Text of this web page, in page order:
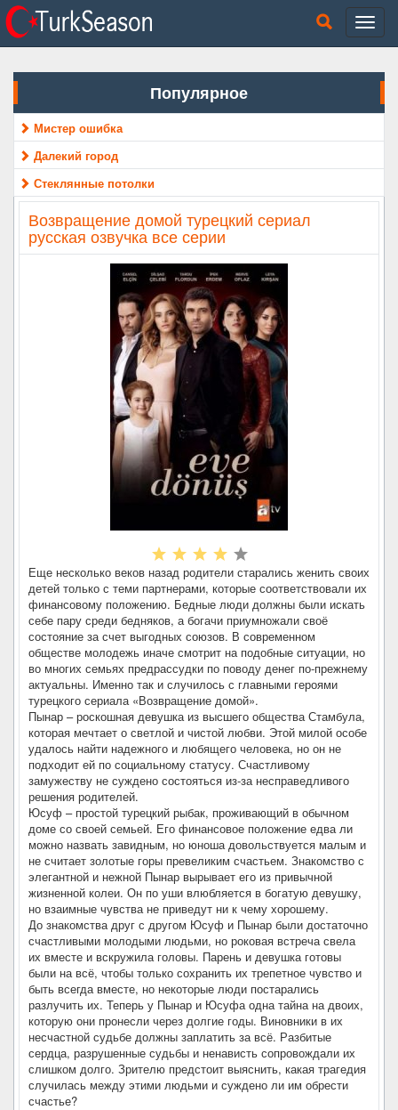
Популярное
Мистер ошибка
Далекий город
Стеклянные потолки
Возвращение домой турецкий сериал
русская озвучка все серии
Еще несколько веков назад родители старались женить своих
детей только с теми партнерами, которые соответствовали их
финансовому положению. Бедные люди должны были искать
себе пару среди бедняков, а богачи приумножали своё
состояние за счет выгодных союзов. В современном
обществе молодежь иначе смотрит на подобные ситуации, но
во многих семьях предрассудки по поводу денег по-прежнему
актуальны. Именно так и случилось с главными героями
турецкого сериала «Возвращение домой».
Пынар – роскошная девушка из высшего общества Стамбула,
которая мечтает о светлой и чистой любви. Этой милой особе
удалось найти надежного и любящего человека, но он не
подходит ей по социальному статусу. Счастливому
замужеству не суждено состояться из-за несправедливого
решения родителей.
Юсуф – простой турецкий рыбак, проживающий в обычном
доме со своей семьей. Его финансовое положение едва ли
можно назвать завидным, но юноша довольствуется малым и
не считает золотые горы превеликим счастьем. Знакомство с
элегантной и нежной Пынар вырывает его из привычной
жизненной колеи. Он по уши влюбляется в богатую девушку,
но взаимные чувства не приведут ни к чему хорошему.
До знакомства друг с другом Юсуф и Пынар были достаточно
счастливыми молодыми людьми, но роковая встреча свела
их вместе и вскружила головы. Парень и девушка готовы
были на всё, чтобы только сохранить их трепетное чувство и
быть всегда вместе, но некоторые люди постарались
разлучить их. Теперь у Пынар и Юсуфа одна тайна на двоих,
которую они пронесли через долгие годы. Виновники в их
несчастной судьбе должны заплатить за всё. Разбитые
сердца, разрушенные судьбы и ненависть сопровождали их
слишком долго. Зрителю предстоит выяснить, какая трагедия
случилась между этими людьми и суждено ли им обрести
счастье?